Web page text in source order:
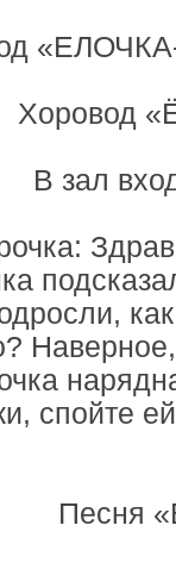
Хоровод
В зал
спойте
Песня